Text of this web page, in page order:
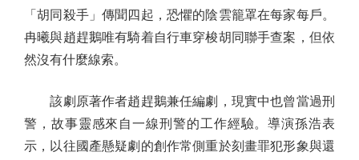
「胡同殺手」傳聞四起，恐懼的陰雲籠罩在每家每戶。
冉曦與趙趕鵝唯有騎着自行車穿梭胡同聯手查案，但依
然沒有什麼線索。
該劇原著作者趙趕鵝兼任編劇，現實中也曾當過刑
警，故事靈感來自一線刑警的工作經驗。導演孫浩表
示，以往國產懸疑劇的創作常側重於刻畫罪犯形象與還